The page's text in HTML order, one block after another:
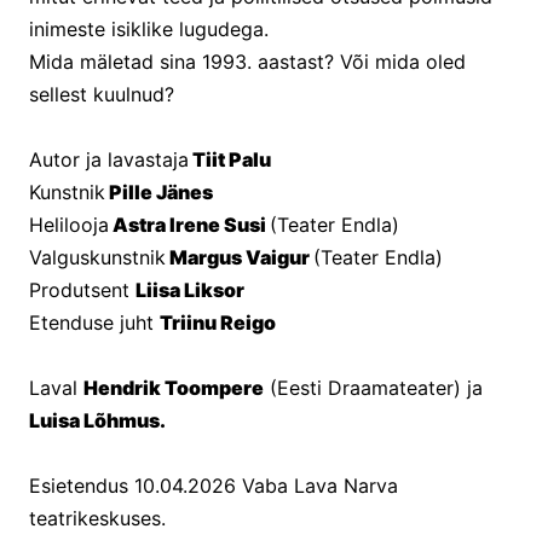
inimeste isiklike lugudega.
Mida mäletad sina 1993. aastast? Või mida oled
sellest kuulnud?
Autor ja lavastaja Tiit Palu
Kunstnik Pille Jänes
Helilooja Astra Irene Susi (Teater Endla)
Valguskunstnik Margus Vaigur (Teater Endla)
Produtsent Liisa Liksor
Etenduse juht Triinu Reigo
Laval Hendrik Toompere (Eesti Draamateater) ja
Luisa Lõhmus.
Esietendus 10.04.2026 Vaba Lava Narva
teatrikeskuses.